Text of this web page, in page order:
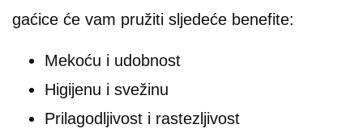
gaćice će vam pružiti sljedeće benefite:
Mekoću i udobnost
Higijenu i svežinu
Prilagodljivost i rastezljivost